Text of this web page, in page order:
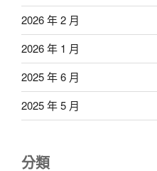
2026 年 2 月
2026 年 1 月
2025 年 6 月
2025 年 5 月
分類